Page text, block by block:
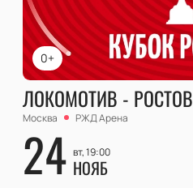
0+
ЛОКОМОТИВ - РОСТОВ
Москва РЖД Арена
24 вт, 19:00
НОЯБ